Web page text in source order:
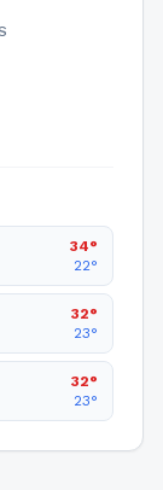
34°
22°
32°
23°
32°
23°